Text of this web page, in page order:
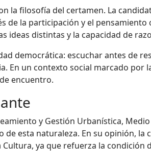
la filosofía del certamen. La
de la participación y el
ideas distintas y la capacidad de
democrática: escuchar antes de
En un contexto social marcado por
encuentro.
y Gestión Urbanística,
esta naturaleza. En su opinión,
ya que refuerza la